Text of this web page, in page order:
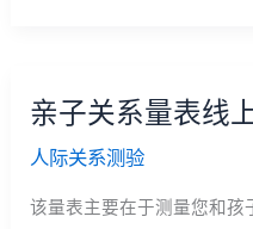
亲子关系量表线
人际关系测验
该量表主要在于测量您和孩